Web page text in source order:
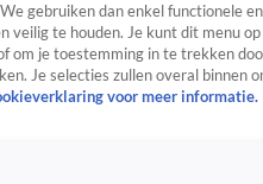
gebruiken dan enkel functionele
veilig te houden. Je kunt dit menu
om je toestemming in te trekken
Je selecties zullen overal binnen
voor meer informatie.